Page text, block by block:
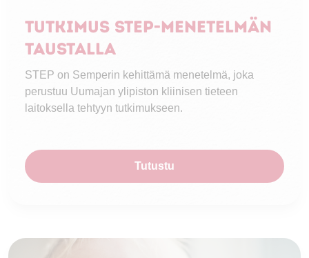
Tutkimus STEP-menetelmän
taustalla
STEP on Semperin kehittämä menetelmä, joka
perustuu Uumajan ylipiston kliinisen tieteen
laitoksella tehtyyn tutkimukseen.
Tutustu